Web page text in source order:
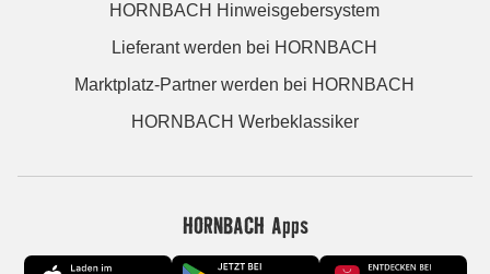
HORNBACH Hinweisgebersystem
Lieferant werden bei HORNBACH
Marktplatz-Partner werden bei HORNBACH
HORNBACH Werbeklassiker
HORNBACH Apps